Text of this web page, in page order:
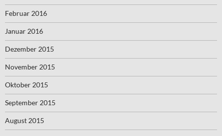
Februar 2016
Januar 2016
Dezember 2015
November 2015
Oktober 2015
September 2015
August 2015